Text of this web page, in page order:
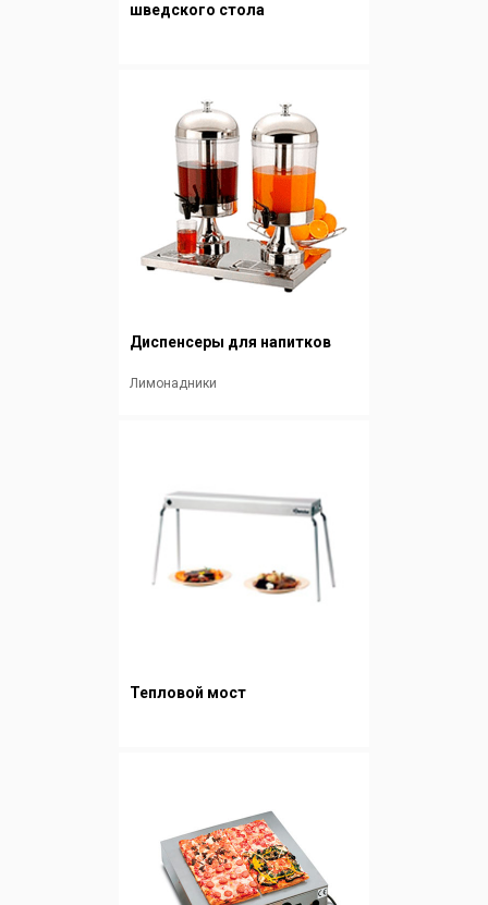
шведского стола
Диспенсеры для напитков
Лимонадники
Тепловой мост